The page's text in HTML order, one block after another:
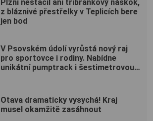
Plzni nestačil ani tříbrankový náskok,
z bláznivé přestřelky v Teplicích bere
jen bod
V Psovském údolí vyrůstá nový raj
pro sportovce i rodiny. Nabídne
unikátní pumptrack i šestimetrovou
Otava dramaticky vysychá! Kraj
musel okamžitě zasáhnout